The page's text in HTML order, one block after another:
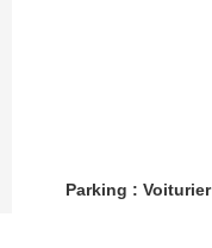
Parking : Voiturier